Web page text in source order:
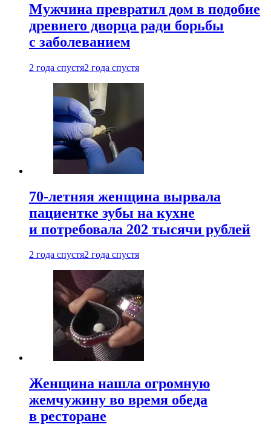
Мужчина превратил дом в подобие
древнего дворца ради борьбы
с заболеванием
2 года спустя2 года спустя
70-летняя женщина вырвала
пациентке зубы на кухне
и потребовала 202 тысячи рублей
2 года спустя2 года спустя
Женщина нашла огромную
жемчужину во время обеда
в ресторане